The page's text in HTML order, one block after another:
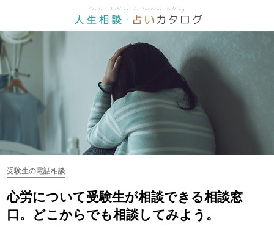
受験生の電話相談
心労について受験生が相談できる相談窓
口。どこからでも相談してみよう。